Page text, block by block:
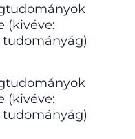
(kivéve:
(kivéve: